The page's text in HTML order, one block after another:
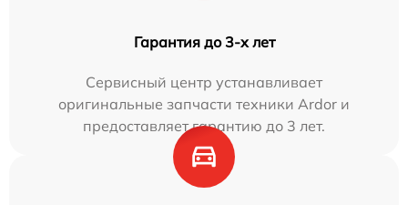
Гарантия до 3-х лет
Сервисный центр устанавливает
оригинальные запчасти техники Ardor и
предоставляет гарантию до 3 лет.